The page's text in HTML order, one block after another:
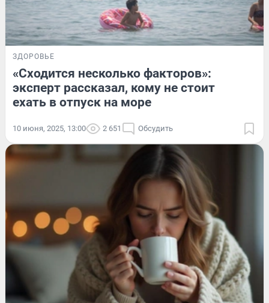
ЗДОРОВЬЕ
«Сходится несколько факторов»:
эксперт рассказал, кому не стоит
ехать в отпуск на море
10 июня, 2025, 13:00 2 651 Обсудить